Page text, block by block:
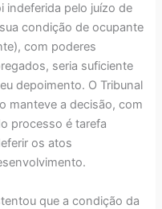
indeferida pelo juízo de
condição de ocupante
com poderes
seria suficiente
depoimento. O Tribunal
manteve a decisão, com
processo é tarefa
os atos
que a condição da